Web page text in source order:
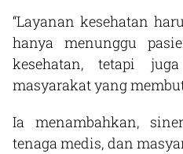
“Layanan kesehatan
hanya menunggu
kesehatan, tetapi
masyarakat yang
Ia menambahkan,
tenaga medis, dan